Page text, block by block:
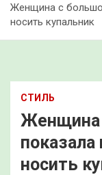
Женщина с
носить купальник
СТИЛЬ
Женщина
носить